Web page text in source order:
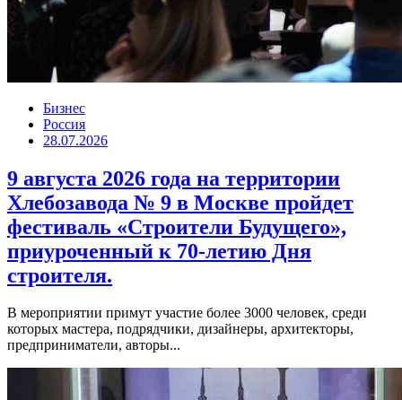
Бизнес
Россия
28.07.2026
9 августа 2026 года на территории
Хлебозавода № 9 в Москве пройдет
фестиваль «Строители Будущего»,
приуроченный к 70-летию Дня
строителя.
В мероприятии примут участие более 3000 человек, среди
которых мастера, подрядчики, дизайнеры, архитекторы,
предприниматели, авторы...